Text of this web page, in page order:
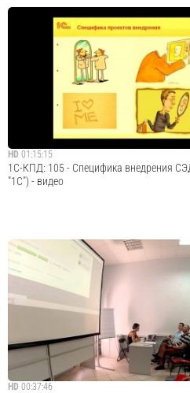
Цель вебинара: рассказать
сотрудникам фирм-партнеров о новых
возможностях прикладного решения
«1С:Документооборот», реализованных в
применении в организациях,
Cмотреть видео
HD 01:15:15
1С-КПД: 105 - Специфика внедрения
"1С") - видео
· · · · · · · · · · · · · · · · · · · · · · · · · · · · · · · · · · · ·
Закажите демонстрацию
по ссылке: http://elektronnij-
kpd.ru/demo/?utm_source=youtube · · · · · ·...
Cмотреть видео
HD 00:37:46